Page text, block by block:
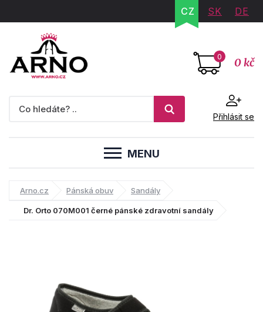
CZ SK DE
0 0 kč
Přihlásit se
MENU
Arno.cz Pánská obuv Sandály
Dr. Orto 070M001 černé pánské zdravotní sandály